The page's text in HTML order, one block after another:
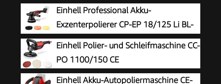
Einhell Professional Akku-
Exzenterpolierer CP-EP 18/125 Li BL-
Solo
Einhell Polier- und Schleifmaschine CC-
PO 1100/150 CE
Einhell Akku-Autopoliermaschine CE-